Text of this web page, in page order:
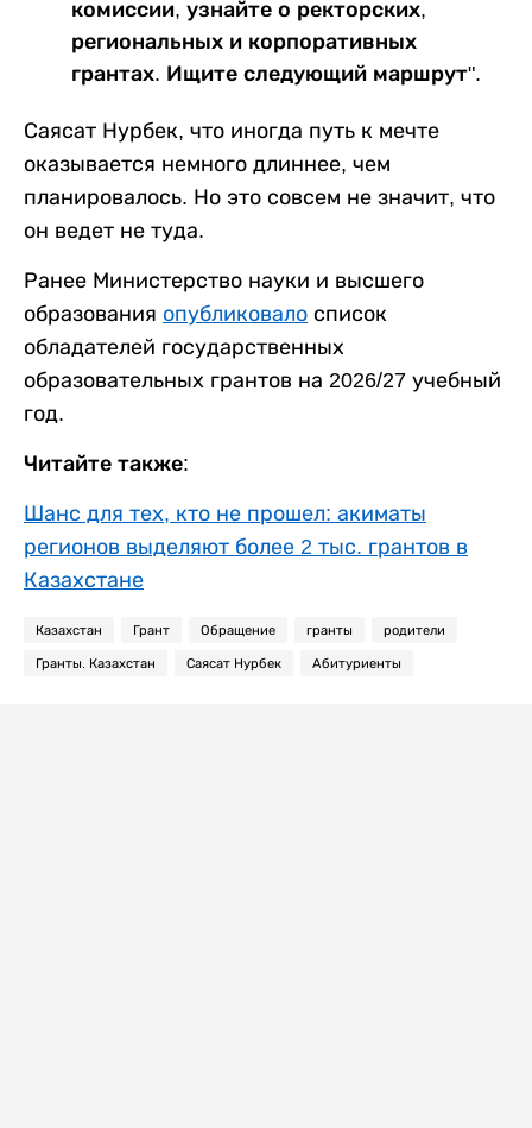
комиссии, узнайте о ректорских,
региональных и корпоративных
грантах. Ищите следующий маршрут".
Саясат Нурбек, что иногда путь к мечте
оказывается немного длиннее, чем
планировалось. Но это совсем не значит, что
он ведет не туда.
Ранее Министерство науки и высшего
образования опубликовало список
обладателей государственных
образовательных грантов на 2026/27 учебный
год.
Читайте также:
Шанс для тех, кто не прошел: акиматы
регионов выделяют более 2 тыс. грантов в
Казахстане
Казахстан Грант Обращение гранты родители
Гранты. Казахстан Саясат Нурбек Абитуриенты